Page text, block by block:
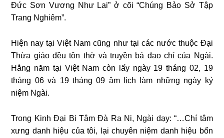
Đức Sơn Vương Như Lai” ở cõi “Chúng Bảo Sở Tập
Trang Nghiêm”.
Hiện nay tại Việt Nam cũng như tại các nước thuộc Đại
Thừa giáo đều tôn thờ và truyền bá đạo chỉ của Ngài.
Hằng năm tại Việt Nam còn lấy ngày 19 tháng 02, 19
tháng 06 và 19 tháng 09 âm lịch làm những ngày kỷ
niệm Ngài.
Trong Kinh Đại Bi Tâm Đà Ra Ni, Ngài dạy: “…Chí tâm
xưng danh hiệu của tôi, lại chuyên niệm danh hiệu bổn